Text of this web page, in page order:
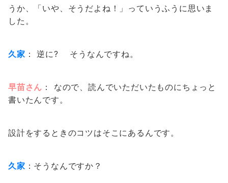
うか、「いや、そうだよね！」っていうふうに思いま
した。
久家 ： 逆に? そうなんですね。
早苗さん ： なので、読んでいただいたものにちょっと
書いたんです。
設計をするときのコツはそこにあるんです。
久家 ：そうなんですか？